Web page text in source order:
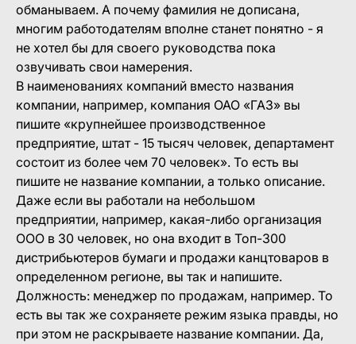
обманываем. А почему фамилия не дописана,
многим работодателям вполне станет понятно - я
не хотел бы для своего руководства пока
озвучивать свои намерения.
В наименованиях компаний вместо названия
компании, например, компания ОАО «ГАЗ» вы
пишите «крупнейшее производственное
предприятие, штат - 15 тысяч человек, департамент
состоит из более чем 70 человек». То есть вы
пишите не название компании, а только описание.
Даже если вы работали на небольшом
предприятии, например, какая-либо организация
ООО в 30 человек, но она входит в Топ-300
дистрибьютеров бумаги и продажи канцтоваров в
определенном регионе, вы так и напишите.
Должность: менеджер по продажам, например. То
есть вы так же сохраняете режим языка правды, но
при этом не раскрываете название компании. Да,